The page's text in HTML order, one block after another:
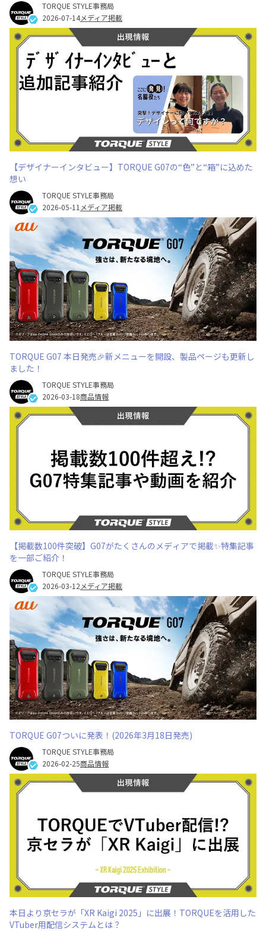
TORQUE STYLE事務局
2026-07-14メディア掲載
【デザイナーインタビュー】TORQUE G07の“色”と“箱”に込めた
想い
TORQUE STYLE事務局
2026-05-11 メディア掲載
TORQUE G07 本日発売🎉新メニューを開設、製品ページも更新し
ました！
TORQUE STYLE事務局
2026-03-18商品情報
【掲載数100件突破】G07がたくさんのメディアで掲載✨特集記事
を一部ご紹介！
TORQUE STYLE事務局
2026-03-12 メディア掲載
TORQUE G07ついに発表！(2026年3月18日発売)
TORQUE STYLE事務局
2026-02-25商品情報
本日より京セラが「XR Kaigi 2025」に出展！TORQUEを活用した
VTuber用配信システムとは？